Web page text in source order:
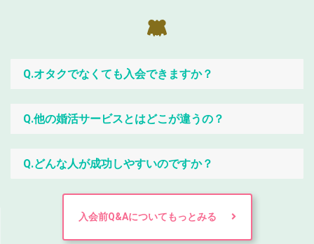
Q.オタクでなくても入会できますか？
Q.他の婚活サービスとはどこが違うの？
Q.どんな人が成功しやすいのですか？
入会前Q&Aについてもっとみる